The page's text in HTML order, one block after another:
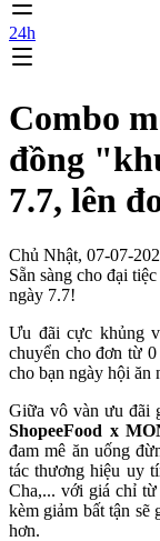
24h
Combo
đồng
7.7, lên
Chủ Nhật, 07-07-
Sẵn sàng cho đại
ngày 7.7!
Ưu đãi cực khủng
chuyển cho đơn từ
cho bạn ngày hội ăn
Giữa vô vàn ưu đãi
ShopeeFood x
đam mê ăn uống
tác thương hiệu uy
Cha,... với giá chỉ
kèm giảm bất tận sẽ
hơn.